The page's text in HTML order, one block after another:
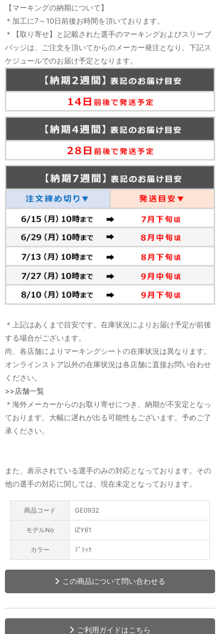
【マーキングの納期について】
＊加工に7～10日前後お時間を頂いております。
＊【取り寄せ】と記載された選手のマーキングおよびスリーブ
バッジは、ご注文を頂いてからのメーカー発注となり、下記ス
ケジュールでのお届け予定となります。
＊上記はあくまで目安です。在庫状況によりお届け予定が前後
する場合がございます。
尚、各店舗によりマーキングシートの在庫状況は異なります。
オンラインストア以外の在庫状況は各店舗に直接お問い合わせ
ください。
>>店舗一覧
＊海外メーカーからのお取り寄せにつき、納期が不安定となっ
ております。大幅に遅れが出る可能性もございます。予めご了
承ください。
また、表示されている選手のみの対応となっております。その
他の選手の対応に関しては、現在未定となっております。
商品コード GE0932
モデルNo IZY61
カラー ﾌﾞﾗｯｸ
この商品について問い合わせる
ご利用ガイドはこちら